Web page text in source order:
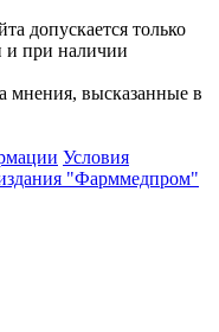
допускается только
и при наличии
мнения, высказанные в
Условия
издания "Фарммедпром"